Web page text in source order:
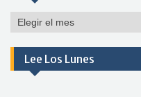
Por
Lee Los Lunes